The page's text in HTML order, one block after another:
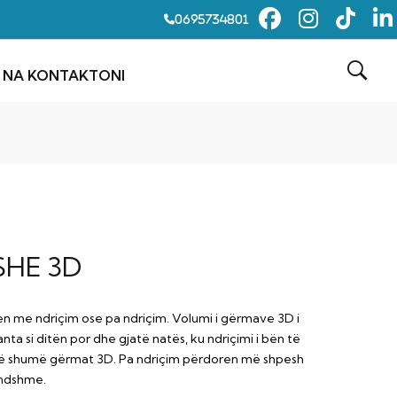
0695734801
NA KONTAKTONI
3D
me ndriçim ose pa ndriçim. Volumi i gërmave 3D i
si ditën por dhe gjatë natës, ku ndriçimi i bën të
shumë gërmat 3D. Pa ndriçim përdoren më shpesh